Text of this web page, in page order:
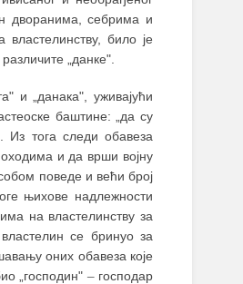
дворанима, себрима и
било је
„данке".
и „данака", уживајући
баштине: „да су
Из тога следи обавеза
и да врши војну
поведе и већи број
њихове надлежности
на властелинству за
се бринуо за
оних обавеза које
„господин" –господар